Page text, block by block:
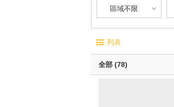
區域不限
台北市-大安區
台北市-中山區
電梯大廈
無電梯公寓
透天別墅
列表
全部 (78)